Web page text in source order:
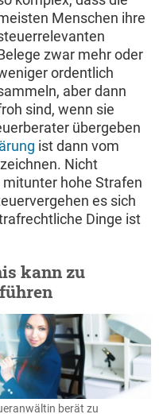
Menschen ihre
zwar mehr oder
ordentlich
aber dann
sind, wenn sie
übergeben
ist dann vom
Nicht
hohe Strafen
es sich
Dinge ist
kann zu
berät zu